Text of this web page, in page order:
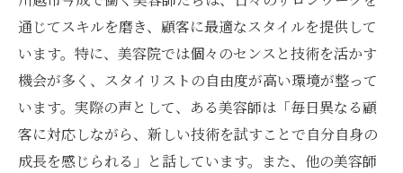
通じてスキルを磨き、顧客に最適なスタイルを提供して
います。特に、美容院では個々のセンスと技術を活かす
機会が多く、スタイリストの自由度が高い環境が整って
います。実際の声として、ある美容師は「毎日異なる顧
客に対応しながら、新しい技術を試すことで自分自身の
成長を感じられる」と話しています。また、他の美容師